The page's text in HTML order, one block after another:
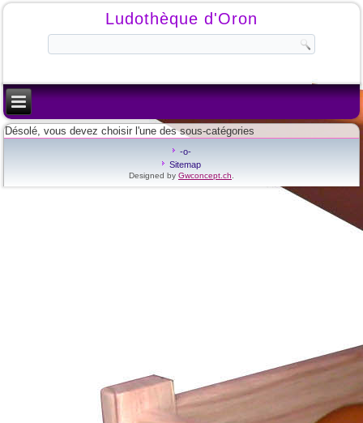
Ludothèque d'Oron
Désolé, vous devez choisir l'une des sous-catégories
-o-
Sitemap
Designed by Gwconcept.ch